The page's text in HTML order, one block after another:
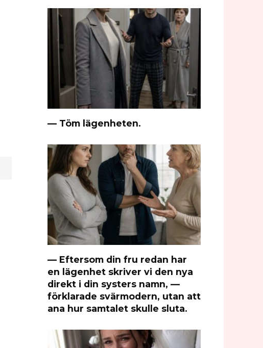
— Töm lägenheten.
— Eftersom din fru redan har
en lägenhet skriver vi den nya
direkt i din systers namn, —
förklarade svärmodern, utan att
ana hur samtalet skulle sluta.